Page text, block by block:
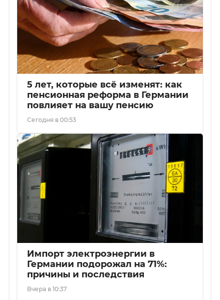
5 лет, которые всё изменят: как
пенсионная реформа в Германии
повлияет на вашу пенсию
Сегодня в 00:53
Импорт электроэнергии в
Германии подорожал на 71%:
причины и последствия
Вчера в 10:37